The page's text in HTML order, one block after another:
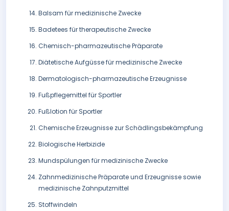
Balsam für medizinische Zwecke
Badetees für therapeutische Zwecke
Chemisch-pharmazeutische Präparate
Diätetische Aufgüsse für medizinische Zwecke
Dermatologisch-pharmazeutische Erzeugnisse
Fußpflegemittel für Sportler
Fußlotion für Sportler
Chemische Erzeugnisse zur Schädlingsbekämpfung
Biologische Herbizide
Mundspülungen für medizinische Zwecke
Zahnmedizinische Präparate und Erzeugnisse sowie
medizinische Zahnputzmittel
Stoffwindeln